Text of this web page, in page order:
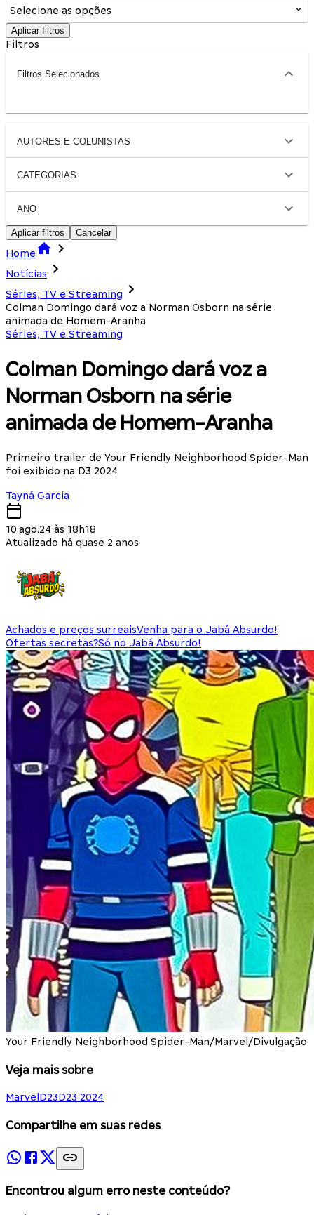
Selecione as opções
Aplicar filtros
Filtros
Filtros Selecionados
AUTORES E COLUNISTAS
CATEGORIAS
ANO
Aplicar filtros Cancelar
Home
Notícias
Séries, TV e Streaming
Colman Domingo dará voz a Norman Osborn na série
animada de Homem-Aranha
Séries, TV e Streaming
Colman Domingo dará voz a
Norman Osborn na série
animada de Homem-Aranha
Primeiro trailer de Your Friendly Neighborhood Spider-Man
foi exibido na D3 2024
Tayná Garcia
10.ago.24 às 18h18
Atualizado há quase 2 anos
Achados e preços surreaisVenha para o Jabá Absurdo!
Ofertas secretas?Só no Jabá Absurdo!
Your Friendly Neighborhood Spider-Man/Marvel/Divulgação
Veja mais sobre
Marvel D23D23 2024
Compartilhe em suas redes
Encontrou algum erro neste conteúdo?